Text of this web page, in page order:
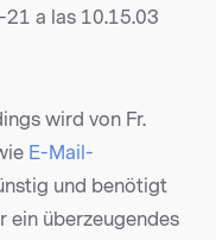
wird von Fr.
E-Mail-
und benötigt
ein überzeugendes